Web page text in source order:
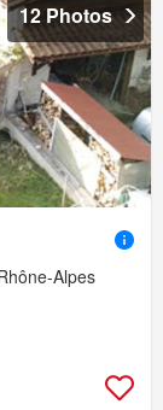
12 Photos
Alpes